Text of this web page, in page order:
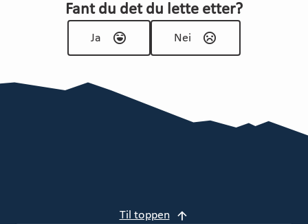
Fant du det du lette etter?
Ja Nei
Til toppen